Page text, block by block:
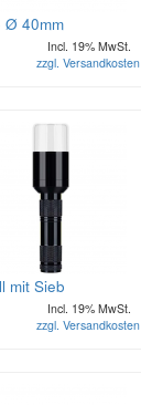
Ø 40mm
Incl. 19% MwSt.
zzgl. Versandkosten
mit Sieb
Incl. 19% MwSt.
zzgl. Versandkosten